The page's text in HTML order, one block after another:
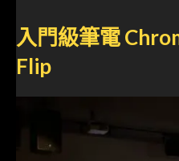
入門級筆電
Flip